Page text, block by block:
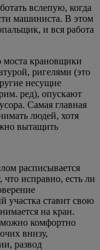
вслепую, когда
машиниста. В этом
и вся работа
моста крановщики
ригелями (это
несущие
ред), опускают
Самая главная
людей, хотя
вытащить
расписывается
что исправно, есть ли
участка ставит свою
на кран.
можно комфортно
внизу,
развод